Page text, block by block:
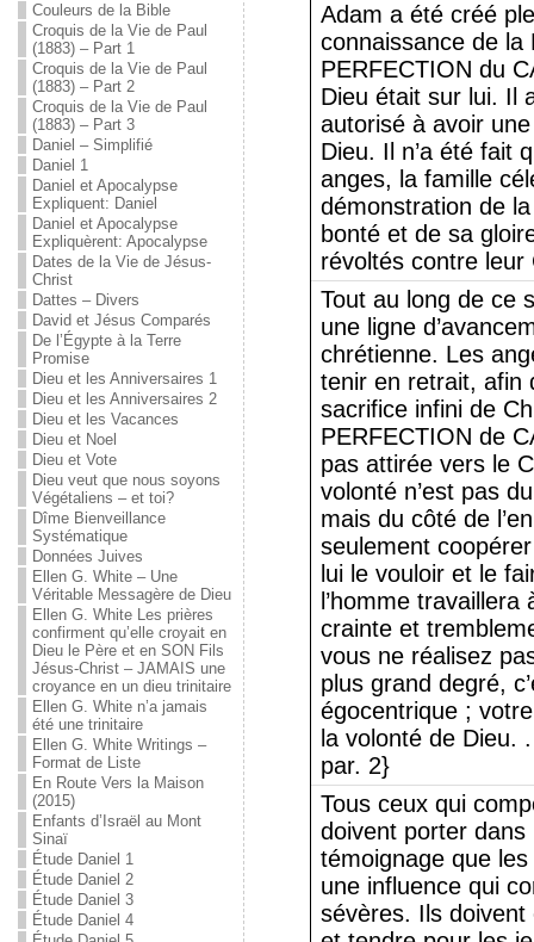
Couleurs de la Bible
Croquis de la Vie de Paul
(1883) – Part 1
Croquis de la Vie de Paul
(1883) – Part 2
Croquis de la Vie de Paul
(1883) – Part 3
Daniel – Simplifié
Daniel 1
Daniel et Apocalypse
Expliquent: Daniel
Daniel et Apocalypse
Expliquèrent: Apocalypse
Dates de la Vie de Jésus-
Christ
Dattes – Divers
David et Jésus Comparés
De l’Égypte à la Terre
Promise
Dieu et les Anniversaires 1
Dieu et les Anniversaires 2
Dieu et les Vacances
Dieu et Noel
Dieu et Vote
Dieu veut que nous soyons
Végétaliens – et toi?
Dîme Bienveillance
Systématique
Données Juives
Ellen G. White – Une
Véritable Messagère de Dieu
Ellen G. White Les prières
confirment qu’elle croyait en
Dieu le Père et en SON Fils
Jésus-Christ – JAMAIS une
croyance en un dieu trinitaire
Ellen G. White n’a jamais
été une trinitaire
Ellen G. White Writings –
Format de Liste
En Route Vers la Maison
(2015)
Enfants d’Israël au Mont
Sinaï
Étude Daniel 1
Étude Daniel 2
Étude Daniel 3
Étude Daniel 4
Adam a été créé
connaissance de la
PERFECTION du
Dieu était sur lui. Il
autorisé à avoir
Dieu. Il n’a été fait
anges, la famille
démonstration de
bonté et de sa
révoltés contre leur
Tout au long de ce
une ligne
chrétienne. Les
tenir en retrait, afin
sacrifice infini de
PERFECTION de
pas attirée vers le
volonté n’est pas
mais du côté de
seulement
lui le vouloir et le
l’homme
crainte et
vous ne réalisez
plus grand degré,
égocentrique ;
la volonté de Dieu.
par. 2}
Tous ceux qui
doivent porter
témoignage que
une influence qui
sévères. Ils